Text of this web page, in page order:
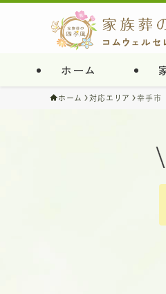
ホーム
ホーム 対応エリア 幸手市